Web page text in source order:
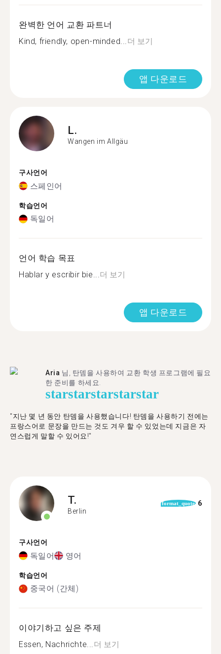
완벽한 언어 교환 파트너
Kind, friendly, open-minded...더 보기
앱 다운로드
L.
Wangen im Allgäu
구사언어
스페인어
학습언어
독일어
언어 학습 목표
Hablar y escribir bie...더 보기
앱 다운로드
Aria 님, 탄뎀을 사용하여 교환 학생 프로그램에 필요
한 준비를 하세요.
starstarstarstarstar
"​​지난 몇 년 동안 탄뎀을 사용했습니다! 탄뎀을 사용하기 전에는
프랑스어로 문장을 만드는 것도 겨우 할 수 있었는데 지금은 자
연스럽게 말할 수 있어요!"
T.
Berlin
format_quote 6
구사언어
독일어 영어
학습언어
중국어 (간체)
이야기하고 싶은 주제
Essen, Nachrichte...더 보기